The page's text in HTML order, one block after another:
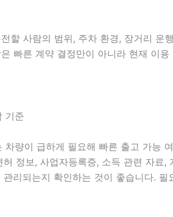
사람의 범위, 주차 환경, 장거리
빠른 계약 결정만이 아니라 현재 이
기준
량이 급하게 필요해 빠른 출고 가능
정보, 사업자등록증, 소득 관련 자
관리되는지 확인하는 것이 좋습니다.